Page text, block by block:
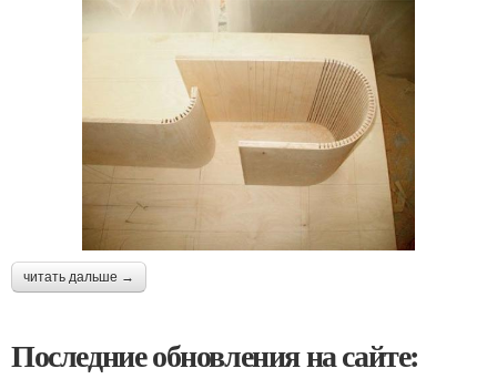
читать дальше →
Последние обновления на сайте: